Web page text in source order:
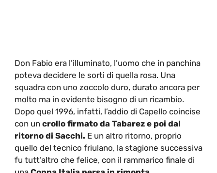
Don Fabio era l’illuminato, l’uomo che in panchina
poteva decidere le sorti di quella rosa. Una
squadra con uno zoccolo duro, durato ancora per
molto ma in evidente bisogno di un ricambio.
Dopo quel 1996, infatti, l’addio di Capello coincise
con un crollo firmato da Tabarez e poi dal
ritorno di Sacchi. E un altro ritorno, proprio
quello del tecnico friulano, la stagione successiva
fu tutt’altro che felice, con il rammarico finale di